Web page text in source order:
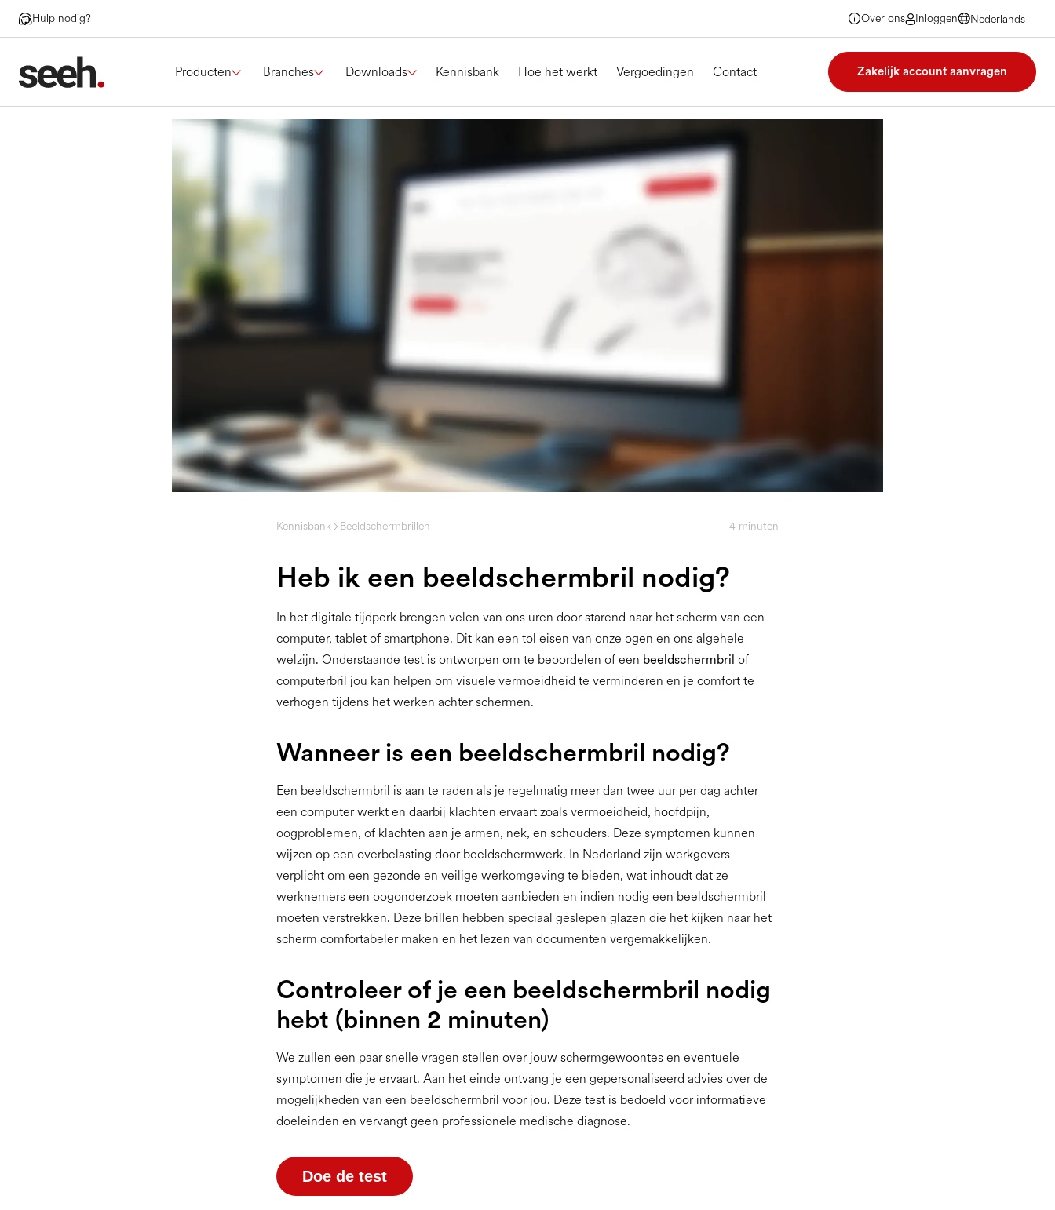
Hulp nodig? Over ons Inloggen
Nederlands
Nederlands
Nederlands
Producten Branches Downloads Kennisbank Hoe het werkt Vergoedingen Contact Zakelijk account aanvragen
Kennisbank Beeldschermbrillen 4 minuten
Heb ik een beeldschermbril nodig?
In het digitale tijdperk brengen velen van ons uren door starend naar het scherm van een
computer, tablet of smartphone. Dit kan een tol eisen van onze ogen en ons algehele
welzijn. Onderstaande test is ontworpen om te beoordelen of een beeldschermbril of
computerbril jou kan helpen om visuele vermoeidheid te verminderen en je comfort te
verhogen tijdens het werken achter schermen.
Wanneer is een beeldschermbril nodig?
Een beeldschermbril is aan te raden als je regelmatig meer dan twee uur per dag achter
een computer werkt en daarbij klachten ervaart zoals vermoeidheid, hoofdpijn,
oogproblemen, of klachten aan je armen, nek, en schouders. Deze symptomen kunnen
wijzen op een overbelasting door beeldschermwerk. In Nederland zijn werkgevers
verplicht om een gezonde en veilige werkomgeving te bieden, wat inhoudt dat ze
werknemers een oogonderzoek moeten aanbieden en indien nodig een beeldschermbril
moeten verstrekken. Deze brillen hebben speciaal geslepen glazen die het kijken naar het
scherm comfortabeler maken en het lezen van documenten vergemakkelijken.
Controleer of je een beeldschermbril nodig
hebt (binnen 2 minuten)
We zullen een paar snelle vragen stellen over jouw schermgewoontes en eventuele
symptomen die je ervaart. Aan het einde ontvang je een gepersonaliseerd advies over de
mogelijkheden van een beeldschermbril voor jou. Deze test is bedoeld voor informatieve
doeleinden en vervangt geen professionele medische diagnose.
Doe de test